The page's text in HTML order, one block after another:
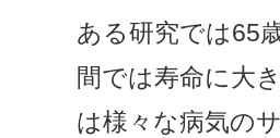
ある研究では65
間では寿命に大
は様々な病気の